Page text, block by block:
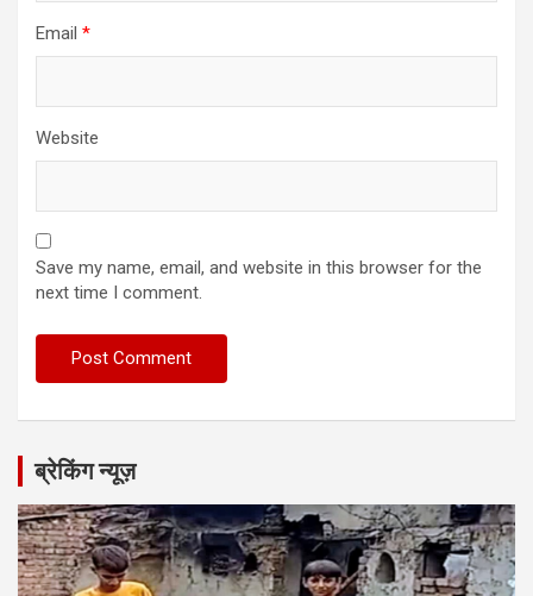
Email *
Website
Save my name, email, and website in this browser for the
next time I comment.
ब्रेकिंग न्यूज़